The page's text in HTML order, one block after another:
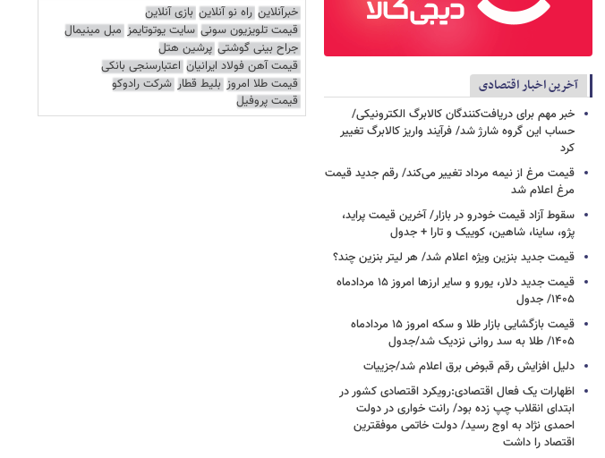
آخرین اخبار اقتصادی
خبر مهم برای دریافت‌کنندگان کالابرگ الکترونیکی/
حساب این گروه شارژ شد/ فرآیند واریز کالابرگ تغییر
کرد
قیمت مرغ از نیمه مرداد تغییر می‌کند/ رقم جدید قیمت
مرغ اعلام شد
سقوط آزاد قیمت خودرو در بازار/ آخرین قیمت پراید،
پژو، ساینا، شاهین، کوییک و تارا + جدول
قیمت جدید بنزین ویژه اعلام شد/ هر لیتر بنزین چند؟
قیمت جدید دلار، یورو و سایر ارزها امروز ۱۵ مردادماه
۱۴۰۵/ جدول
قیمت بازگشایی بازار طلا و سکه امروز ۱۵ مردادماه
۱۴۰۵/ طلا به سد روانی نزدیک شد/جدول
دلیل افزایش رقم قبوض برق اعلام شد/جزییات
اظهارات یک فعال اقتصادی:رویکرد اقتصادی کشور در
ابتدای انقلاب چپ زده بود/ رانت خواری در دولت
احمدی نژاد به اوج رسید/ دولت خاتمی موفقترین
اقتصاد را داشت
خبرآنلاین راه نو آنلاین بازی آنلاین
قیمت تلویزیون سونی سایت یوتوتایمز مبل مینیمال
جراح بینی گوشتی پرشین هتل
قیمت آهن فولاد ایرانیان اعتبارسنجی بانکی
قیمت طلا امروز بلیط قطار شرکت رادوکو
قیمت پروفیل